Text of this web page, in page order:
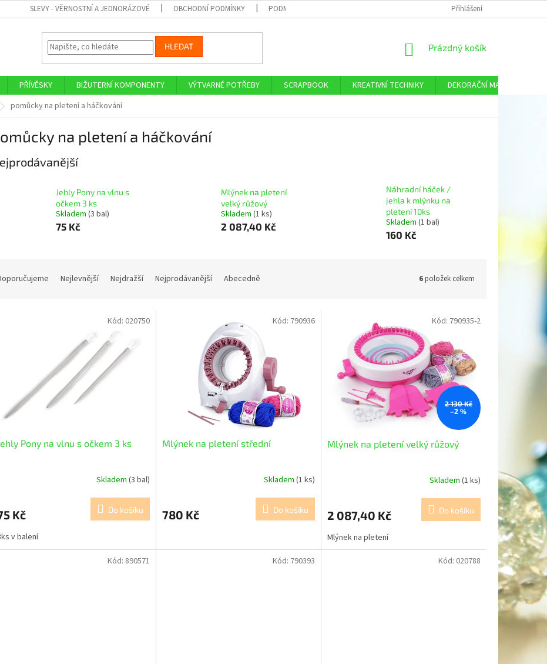
SLEVY - VĚRNOSTNÍ A JEDNORÁZOVÉ OBCHODNÍ PODMÍNKY PODMÍNKY OCHRANY OSOBNÍCH ÚDAJŮ DOPRAVA A PLATBA
Přihlášení
HLEDAT
NÁKUPNÍ
Prázdný košík
PŘÍVĚSKY BIŽUTERNÍ KOMPONENTY VÝTVARNÉ POTŘEBY SCRAPBOOK KREATIVNÍ TECHNIKY
DEKORAČNÍ MATERIÁL
pomůcky na pletení a háčkování
na pletení a háčkování
Jehly Pony na vlnu s
očkem 3 ks
Skladem (3 bal)
75 Kč
Mlýnek na pletení
velký růžový
Skladem (1 ks)
2 087,40 Kč
Náhradní háček /
jehla k mlýnku na
pletení 10ks
Skladem (1 bal)
160 Kč
Nejlevnější Nejdražší Nejprodávanější Abecedně 6položek celkem
Pony na vlnu s očkem 3 ks
Skladem (3 bal)
Kč Do košíku
v balení
Kód: 020750
Mlýnek na pletení střední
Skladem (1 ks)
780 Kč Do košíku
Kód: 790936
2 130 Kč
–2 %
Mlýnek na pletení velký růžový
Skladem (1 ks)
2 087,40 Kč Do košíku
Mlýnek na pletení
Kód: 790935-2
Kód: 890571 Kód: 790393 Kód: 020788